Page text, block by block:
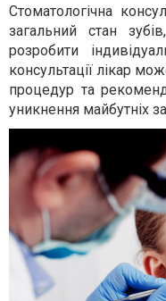
Стоматологічна
загальний стан
розробити
консультації лікар
процедур та
уникнення майбутніх